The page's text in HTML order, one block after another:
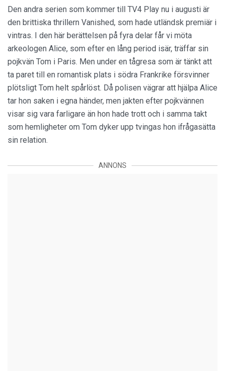
Den andra serien som kommer till TV4 Play nu i augusti är
den brittiska thrillern Vanished, som hade utländsk premiär i
vintras. I den här berättelsen på fyra delar får vi möta
arkeologen Alice, som efter en lång period isär, träffar sin
pojkvän Tom i Paris. Men under en tågresa som är tänkt att
ta paret till en romantisk plats i södra Frankrike försvinner
plötsligt Tom helt spårlöst. Då polisen vägrar att hjälpa Alice
tar hon saken i egna händer, men jakten efter pojkvännen
visar sig vara farligare än hon hade trott och i samma takt
som hemligheter om Tom dyker upp tvingas hon ifrågasätta
sin relation.
ANNONS